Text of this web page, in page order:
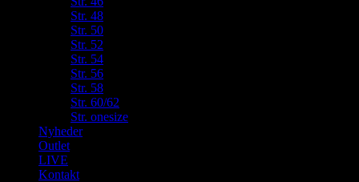
Str. 48
Str. 50
Str. 52
Str. 54
Str. 56
Str. 58
Str. 60/62
Str. onesize
Nyheder
Outlet
LIVE
Kontakt